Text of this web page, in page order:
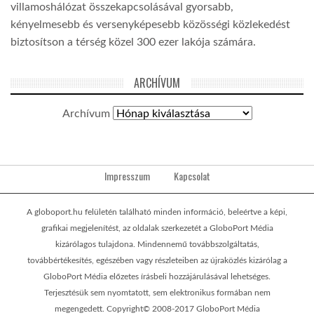
villamoshálózat összekapcsolásával gyorsabb,
kényelmesebb és versenyképesebb közösségi közlekedést
biztosítson a térség közel 300 ezer lakója számára.
ARCHÍVUM
Archívum
Impresszum Kapcsolat
A globoport.hu felületén található minden információ, beleértve a képi,
grafikai megjelenítést, az oldalak szerkezetét a GloboPort Média
kizárólagos tulajdona. Mindennemű továbbszolgáltatás,
továbbértékesítés, egészében vagy részleteiben az újraközlés kizárólag a
GloboPort Média előzetes írásbeli hozzájárulásával lehetséges.
Terjesztésük sem nyomtatott, sem elektronikus formában nem
megengedett. Copyright© 2008-2017 GloboPort Média